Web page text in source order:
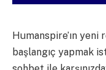
Humanspire’ın yeni
başlangıç yapmak